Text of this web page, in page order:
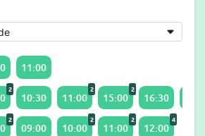
11:00
2
10:30 11:00
2
15:00
2
16:30
2
09:00 10:00
2
11:00
2
12:00
4